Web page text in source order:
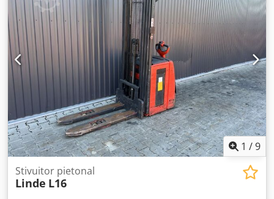
1 /9
Stivuitor pietonal
Linde L16